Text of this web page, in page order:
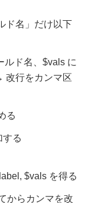
ド名」だけ以下
ルド名、$vals に
改行をカンマ区
る
する
$vals を得る
からカンマを改